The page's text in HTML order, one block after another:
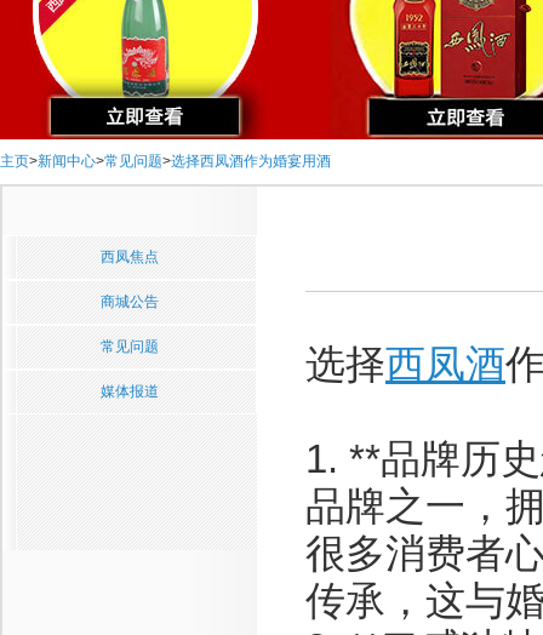
主页>新闻中心>常见问题>选择西凤酒作为婚宴用酒
西凤焦点
商城公告
常见问题
媒体报道
选择西凤酒
1. **品牌历
品牌之一，
很多消费者
传承，这与